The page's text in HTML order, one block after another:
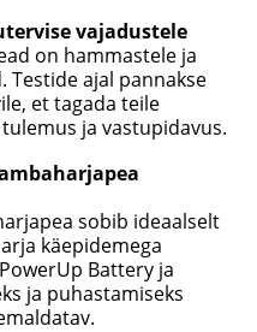
vajadustele
on hammastele ja
ajal pannakse
et tagada teile
ja vastupidavus.
sobib ideaalselt
käepidemega
Battery ja
ja puhastamiseks